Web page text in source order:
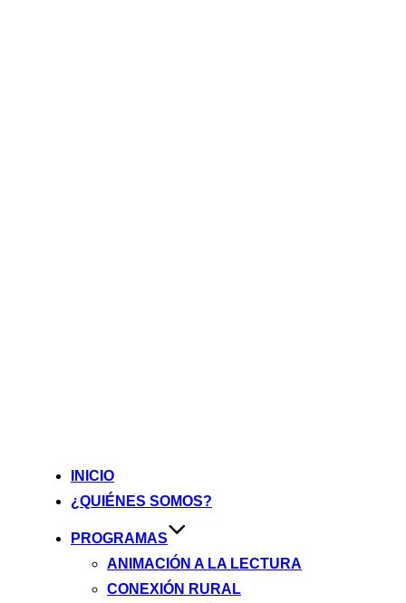
INICIO
¿QUIÉNES SOMOS?
PROGRAMAS
ANIMACIÓN A LA LECTURA
CONEXIÓN RURAL